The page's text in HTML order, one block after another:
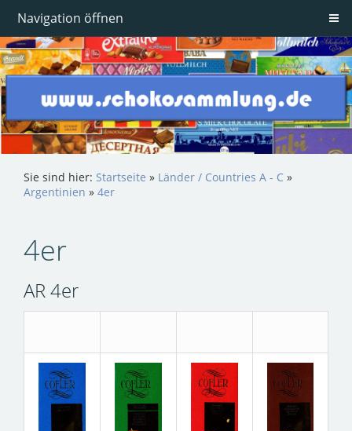
Navigation öffnen
Sie sind hier: Startseite » Länder / Countries A - C »
Argentinien » 4er
4er
AR 4er